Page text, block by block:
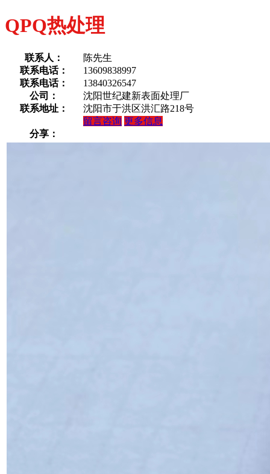
QPQ热处理
联系人：
陈先生
联系电话：
13609838997
联系电话：
13840326547
公司：
沈阳世纪建新表面处理厂
联系地址：
沈阳市于洪区洪汇路218号
留言咨询 更多信息
分享：